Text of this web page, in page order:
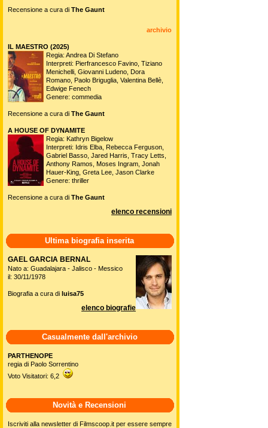
Recensione a cura di The Gaunt
archivio
IL MAESTRO (2025)
Regia: Andrea Di Stefano
Interpreti: Pierfrancesco Favino, Tiziano
Menichelli, Giovanni Ludeno, Dora
Romano, Paolo Briguglia, Valentina Bellè,
Edwige Fenech
Genere: commedia
Recensione a cura di The Gaunt
A HOUSE OF DYNAMITE
Regia: Kathryn Bigelow
Interpreti: Idris Elba, Rebecca Ferguson,
Gabriel Basso, Jared Harris, Tracy Letts,
Anthony Ramos, Moses Ingram, Jonah
Hauer-King, Greta Lee, Jason Clarke
Genere: thriller
Recensione a cura di The Gaunt
elenco recensioni
Ultima biografia inserita
GAEL GARCIA BERNAL
Nato a: Guadalajara - Jalisco - Messico
il: 30/11/1978
Biografia a cura di luisa75
elenco biografie
Casualmente dall'archivio
PARTHENOPE
regia di Paolo Sorrentino
Voto Visitatori: 6,2
Novità e Recensioni
Iscriviti alla newsletter di Filmscoop.it per essere sempre